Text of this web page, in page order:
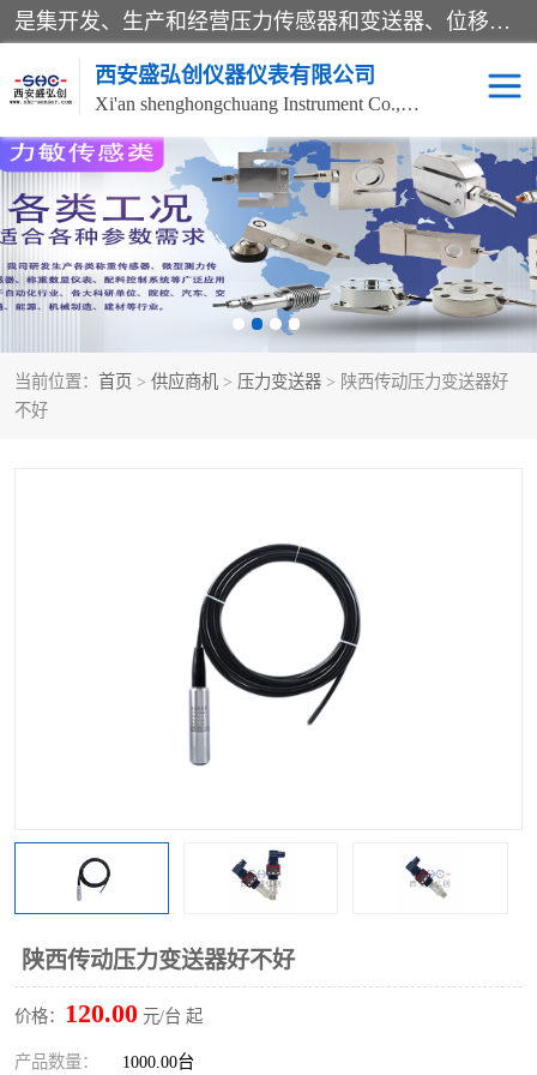
是集开发、生产和经营压力传感器和变送器、位移传感器和变送器、流量传感器和变送器、称重传感器和变送器、测力传感器和变送器、温湿度传感器和变送器、扭矩传感器、智能数显控制仪表等产品的化高新技术企业。
西安盛弘创仪器仪表有限公司
Xi'an shenghongchuang Instrument Co., Ltd
当前位置： 首页 > 供应商机 > 压力变送器 > 陕西传动压力变送器好
不好
陕西传动压力变送器好不好
价格： 120.00 元/台 起
产品数量： 1000.00台
称重传感器 超声波流量计
压力变送器 通用型压力变送器
流量计
位移传感器 差压变送器